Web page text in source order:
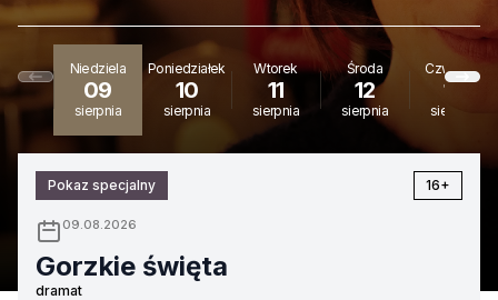
Niedziela
09
sierpnia
Poniedziałek
10
sierpnia
Wtorek
11
sierpnia
Środa
12
sierpnia
Czwartek
13
sierpnia
Pokaz specjalny 16+
09.08.2026
Gorzkie święta
dramat